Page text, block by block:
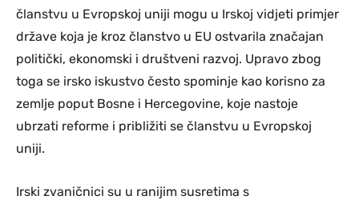
članstvu u Evropskoj uniji mogu u Irskoj vidjeti primjer
države koja je kroz članstvo u EU ostvarila značajan
politički, ekonomski i društveni razvoj. Upravo zbog
toga se irsko iskustvo često spominje kao korisno za
zemlje poput Bosne i Hercegovine, koje nastoje
ubrzati reforme i približiti se članstvu u Evropskoj
uniji.
Irski zvaničnici su u ranijim susretima s